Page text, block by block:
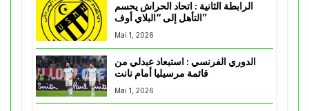
الرابطة الثانية : اتحاد الحراش يحسم
التأهل إلى “البلاي أوف”
Mai 1, 2026
الدوري الفرنسي : استبعاد عبدلي من
قائمة مرسيليا أمام نانت
Mai 1, 2026